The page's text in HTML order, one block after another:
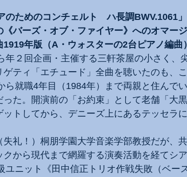
ためのコンチェルト　ハ長調BWV.1061」
バーズ・オブ・ファイヤー》へのオマージ
年版（A・ウォスターの2台ピアノ編曲）
年２回企画・主催する三軒茶屋の小さく、
ティ「エチュード」全曲を聴いたのも、
ら就職4年目（1984年）まで両親と住んで
た。開演前の「お約束」として老舗「大
トしてから、デニーズ上にあるテッセラに
失礼！）桐朋学園大学音楽学部教授だが、
から現代まで網羅する演奏活動を経てシ
ユニット《田中信正トリオ作戦失敗（ベー